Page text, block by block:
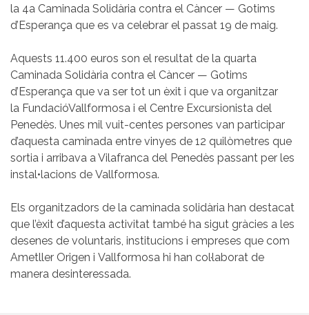
la 4a Caminada Solidària contra el Càncer — Gotims
d’Esperança que es va celebrar el passat 19 de maig.
Aquests 11.400 euros son el resultat de la quarta
Caminada Solidària contra el Càncer — Gotims
d’Esperança que va ser tot un èxit i que va organitzar
la FundacióVallformosa i el Centre Excursionista del
Penedès. Unes mil vuit-centes persones van participar
d’aquesta caminada entre vinyes de 12 quilòmetres que
sortia i arribava a Vilafranca del Penedès passant per les
instal•lacions de Vallformosa.
Els organitzadors de la caminada solidària han destacat
que l’èxit d’aquesta activitat també ha sigut gràcies a les
desenes de voluntaris, institucions i empreses que com
Ametller Origen i Vallformosa hi han col·laborat de
manera desinteressada.